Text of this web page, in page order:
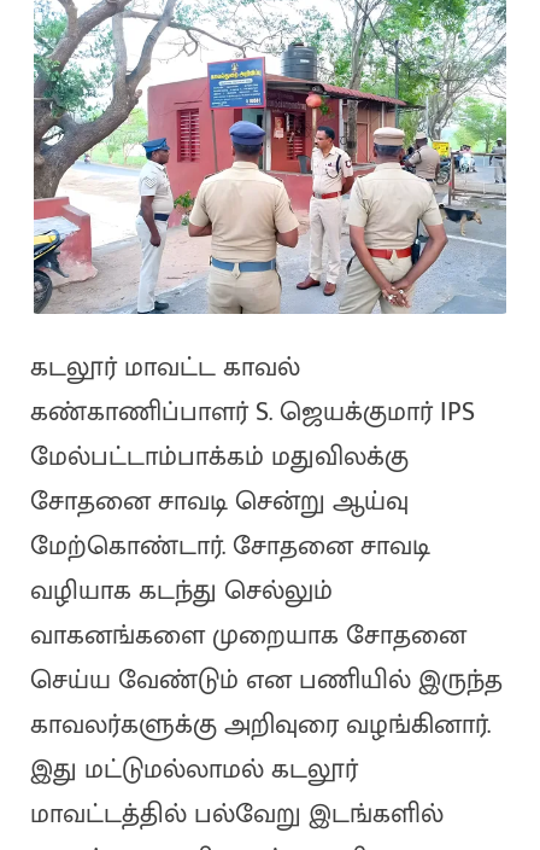
கடலூர் மாவட்ட காவல்
கண்காணிப்பாளர் S. ஜெயக்குமார் IPS
மேல்பட்டாம்பாக்கம் மதுவிலக்கு
சோதனை சாவடி சென்று ஆய்வு
மேற்கொண்டார். சோதனை சாவடி
வழியாக கடந்து செல்லும்
வாகனங்களை முறையாக சோதனை
செய்ய வேண்டும் என பணியில் இருந்த
காவலர்களுக்கு அறிவுரை வழங்கினார்.
இது மட்டுமல்லாமல் கடலூர்
மாவட்டத்தில் பல்வேறு இடங்களில்